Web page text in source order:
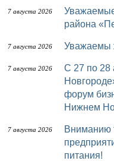
7 августа 2026
Уважаемые жители и гости муниципального
района
7 августа 2026 Уважаемы
7 августа 2026
с 27 по 28 августа 2026 года в Нижнем
форум
Нижнем
7 августа 2026
Вниманию товаропроизводителей,
питания!